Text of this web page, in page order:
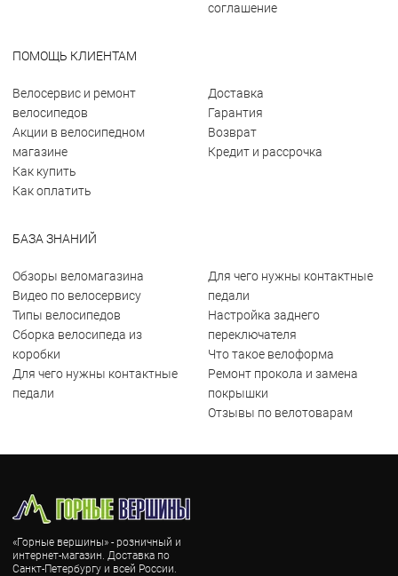
соглашение
ПОМОЩЬ КЛИЕНТАМ
Велосервис и ремонт
велосипедов
Акции в велосипедном
магазине
Как купить
Как оплатить
Доставка
Гарантия
Возврат
Кредит и рассрочка
БАЗА ЗНАНИЙ
Обзоры веломагазина
Видео по велосервису
Типы велосипедов
Сборка велосипеда из
коробки
Для чего нужны контактные
педали
Для чего нужны контактные
педали
Настройка заднего
переключателя
Что такое велоформа
Ремонт прокола и замена
покрышки
Отзывы по велотоварам
«Горные вершины» - розничный и
интернет-магазин. Доставка по
Санкт-Петербургу и всей России.